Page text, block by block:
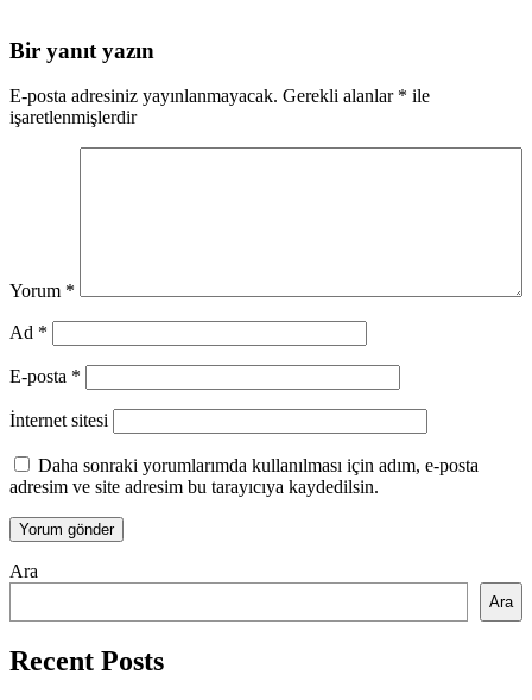
Bir yanıt yazın
E-posta adresiniz yayınlanmayacak. Gerekli alanlar * ile
işaretlenmişlerdir
Yorum *
Ad *
E-posta *
İnternet sitesi
Daha sonraki yorumlarımda kullanılması için adım, e-posta
adresim ve site adresim bu tarayıcıya kaydedilsin.
Ara
Ara
Recent Posts